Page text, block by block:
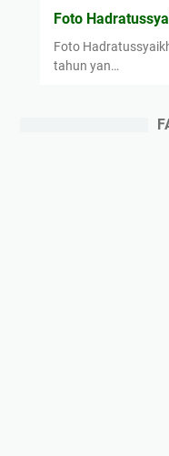
Foto
Foto
tahun yan…